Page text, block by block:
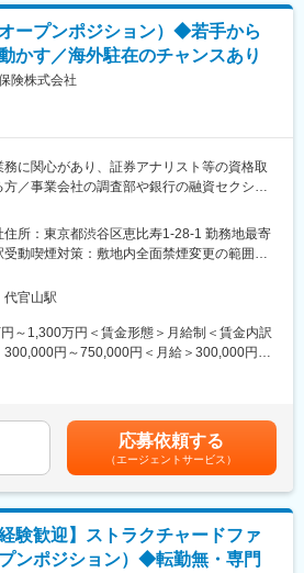
など信用リスク関連報告
および引当コストの管理
分・格付の決定
査および所見作成（※1）
プ
部企画チーム
オーストラリア、インド、台湾等）の非日系
援可否を判断する審査業務、および期中管
。
名在籍。内シンガポールは44名、他にシド
点あり。
ンドを持つ人材が活躍（日本からの派遣職員
・国内営業部等、現地採用職員は外銀や格
で知見・スキルを磨き、シンガポールやイ
者へのキャリアの幅を拡げ、非日系審査部の
上位決裁者を目指す
してのキャリアを目指す（東京にも同様の
署あり）
見や企画スキルを活かして、海外審査部以
キャリアを目指すことも可能
ープンポジション）◆若手から
かす／海外駐在のチャンスあり
険株式会社
務に関心があり、証券アナリスト等の資格取
／事業会社の調査部や銀行の融資セクショ
レベルで数億円から数十億円規模の金額を
定や２兆円を超える運用資産のアロケーショ
ジメント会社に加えて海外の運用会社と関
た将来的な海外駐在や豊富な出張・研修機会
。
住所：東京都渋谷区恵比寿1-28-1 勤務地最寄
動喫煙対策：敷地内全面禁煙変更の範囲：
（リモートワーク含む）
代官山駅
～1,300万円＜賃金形態＞月給制＜賃金内訳
300,000円～750,000円＜月給＞300,000円～
性があります。月給(月額)は固定手当を含めた
応募依頼する
（エージェントサービス）
験歓迎】ストラクチャードファ
ンポジション）◆転勤無・専門